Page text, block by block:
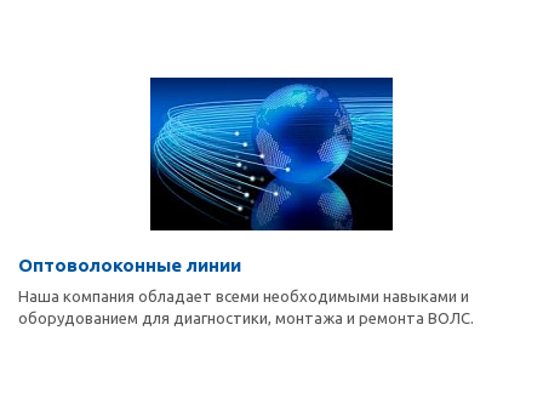
Оптоволоконные линии
Наша компания обладает всеми необходимыми навыками и
оборудованием для диагностики, монтажа и ремонта ВОЛС.